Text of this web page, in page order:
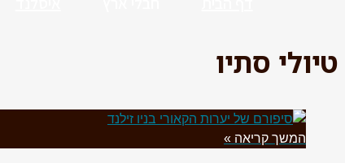
טיולי סתיו
המשך קריאה »